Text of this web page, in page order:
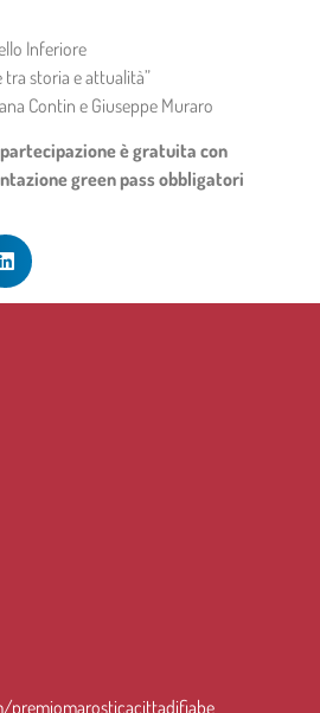
Inferiore
tra storia e attualità”
Contin e Giuseppe Muraro
è gratuita con
green pass obbligatori
premiomarosticacittadifiabe